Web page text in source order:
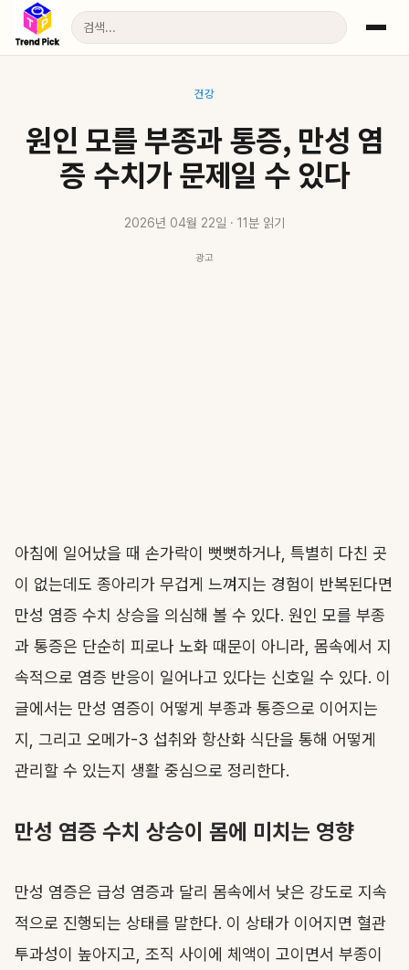
건강
원인 모를 부종과 통증, 만성 염
증 수치가 문제일 수 있다
2026년 04월 22일 · 11분 읽기
광고
아침에 일어났을 때 손가락이 뻣뻣하거나, 특별히 다친 곳
이 없는데도 종아리가 무겁게 느껴지는 경험이 반복된다면
만성 염증 수치 상승을 의심해 볼 수 있다. 원인 모를 부종
과 통증은 단순히 피로나 노화 때문이 아니라, 몸속에서 지
속적으로 염증 반응이 일어나고 있다는 신호일 수 있다. 이
글에서는 만성 염증이 어떻게 부종과 통증으로 이어지는
지, 그리고 오메가-3 섭취와 항산화 식단을 통해 어떻게
관리할 수 있는지 생활 중심으로 정리한다.
만성 염증 수치 상승이 몸에 미치는 영향
만성 염증은 급성 염증과 달리 몸속에서 낮은 강도로 지속
적으로 진행되는 상태를 말한다. 이 상태가 이어지면 혈관
투과성이 높아지고, 조직 사이에 체액이 고이면서 부종이